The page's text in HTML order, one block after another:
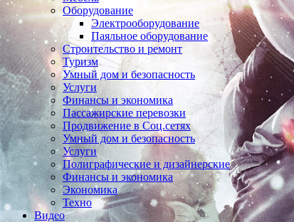
Оборудование
Электрооборудование
Паяльное оборудование
Строительство и ремонт
Туризм
Умный дом и безопасность
Услуги
Финансы и экономика
Пассажирские перевозки
Продвижение в Соц.сетях
Умный дом и безопасность
Услуги
Полиграфические и дизайнерские
Финансы и экономика
Экономика
Техно
Видео